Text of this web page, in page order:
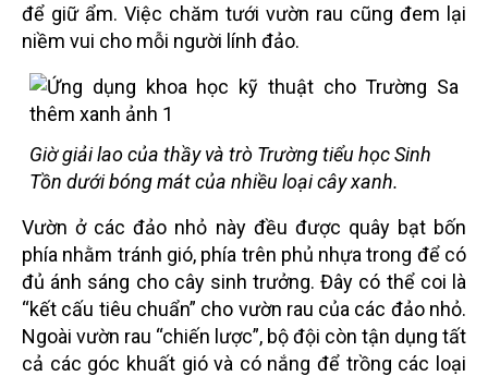
để giữ ẩm. Việc chăm tưới vườn rau cũng đem lại
niềm vui cho mỗi người lính đảo.
Giờ giải lao của thầy và trò Trường tiểu học Sinh
Tồn dưới bóng mát của nhiều loại cây xanh.
Vườn ở các đảo nhỏ này đều được quây bạt bốn
phía nhằm tránh gió, phía trên phủ nhựa trong để có
đủ ánh sáng cho cây sinh trưởng. Đây có thể coi là
“kết cấu tiêu chuẩn” cho vườn rau của các đảo nhỏ.
Ngoài vườn rau “chiến lược”, bộ đội còn tận dụng tất
cả các góc khuất gió và có nắng để trồng các loại